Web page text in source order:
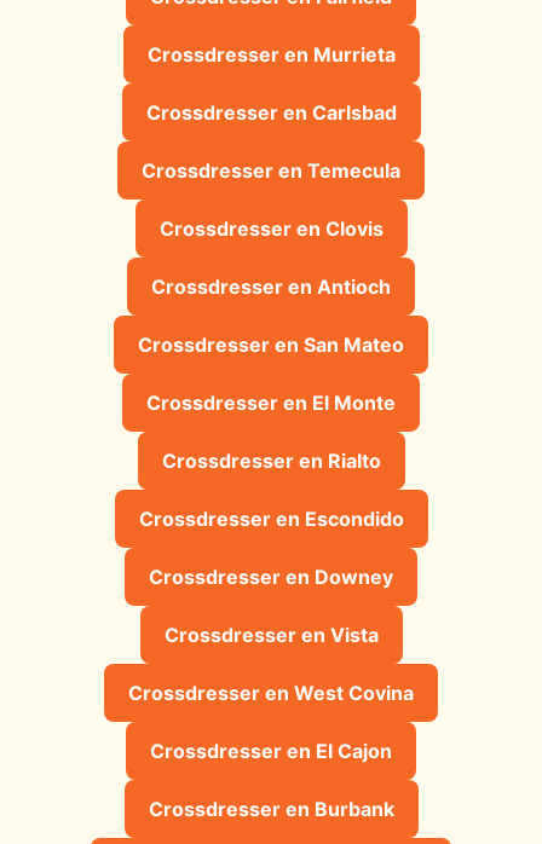
Crossdresser en Murrieta
Crossdresser en Carlsbad
Crossdresser en Temecula
Crossdresser en Clovis
Crossdresser en Antioch
Crossdresser en San Mateo
Crossdresser en El Monte
Crossdresser en Rialto
Crossdresser en Escondido
Crossdresser en Downey
Crossdresser en Vista
Crossdresser en West Covina
Crossdresser en El Cajon
Crossdresser en Burbank